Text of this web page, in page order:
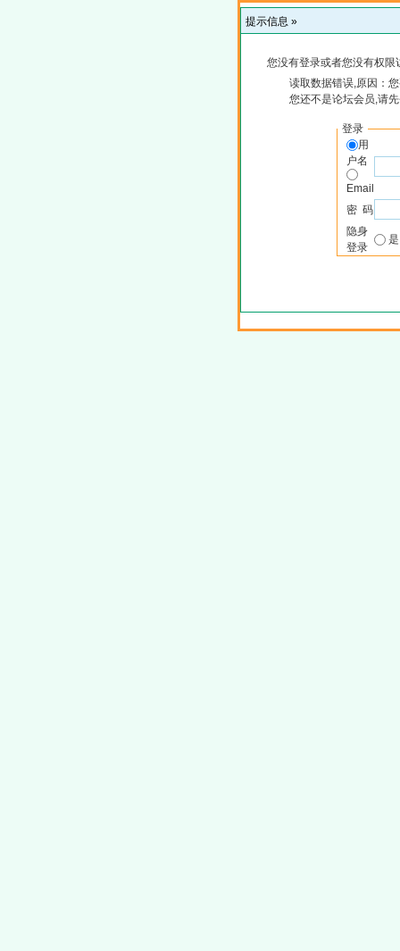
提示信息 »
您没有登录或者您没有权
读取数据错误,原因：
您还不是论坛会员,请
登录
用
户名
Email
密 码
隐身
登录